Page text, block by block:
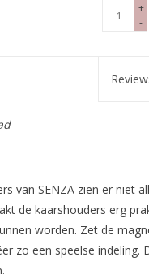
+
-
van SENZA zien er niet
de kaarshouders erg
worden. Zet de
zo een speelse indeling.